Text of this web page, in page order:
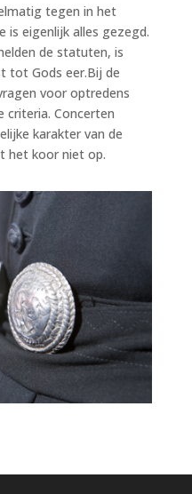
tegen in het
is eigenlijk alles gezegd.
de statuten, is
tot Gods eer.Bij de
voor optredens
Concerten
karakter van de
het koor niet op.